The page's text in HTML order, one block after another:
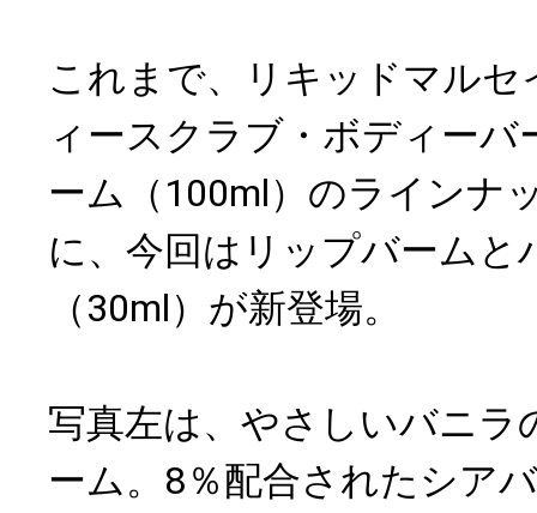
これまで、リキッドマル
ィースクラブ・ボディー
ーム（100ml）のラインナ
に、今回はリップバームと
（30ml）が新登場。
写真左は、やさしいバニラ
ーム。8％配合されたシア